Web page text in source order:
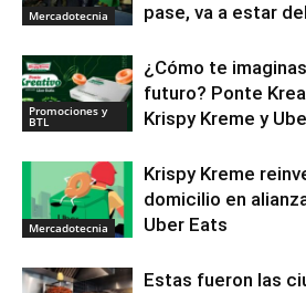
Mercadotecnia
pase, va a estar
Promociones y
BTL
¿Cómo te
futuro? Ponte
Krispy Kreme y
Mercadotecnia
Krispy Kreme
domicilio en
Uber Eats
Estas fueron las